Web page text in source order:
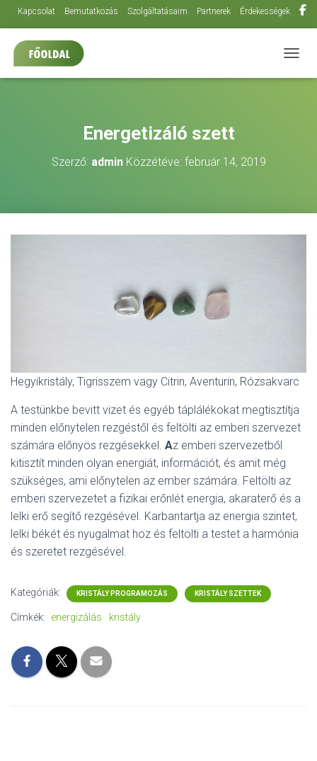
Kapcsolat Bemutatkozás Szolgáltatásaim Partnerek Érdekességek
Energetizáló szett
Szerző: adminKözzétéve: február 14, 2019
Hegyikristály, Tigrisszem vagy Citrin, Aventurin, Rózsakvarc
A testünkbe bevitt vizet és egyéb táplálékokat megtisztítja
minden előnytelen rezgéstől és feltölti az emberi szervezet
számára előnyös rezgésekkel. Az emberi szervezetből
kitisztít minden olyan energiát, információt, és amit még
szükséges, ami előnytelen az ember számára. Feltölti az
emberi szervezetet a fizikai erőnlét energia, akaraterő és a
lelki erő segítő rezgésével. Karbantartja az energia szintet,
lelki békét és nyugalmat hoz és feltölti a testet a harmónia
és szeretet rezgésével.
Kategóriák: KRISTÁLY PROGRAMOZÁS KRISTÁLY SZETTEK
Címkék: energizálás kristály